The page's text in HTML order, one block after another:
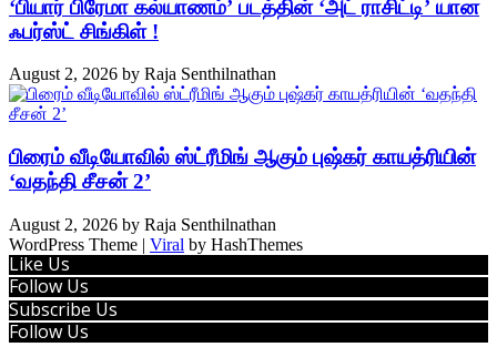
‘பியார் பிரேமா கல்யாணம்’ படத்தின் ‘அட் ராசிட்டி’ யான
ஃபர்ஸ்ட் சிங்கிள் !
August 2, 2026 by Raja Senthilnathan
பிரைம் வீடியோவில் ஸ்ட்ரீமிங் ஆகும் புஷ்கர் காயத்ரியின்
‘வதந்தி சீசன் 2’
August 2, 2026 by Raja Senthilnathan
WordPress Theme | Viral by HashThemes
Like Us
Follow Us
Subscribe Us
Follow Us